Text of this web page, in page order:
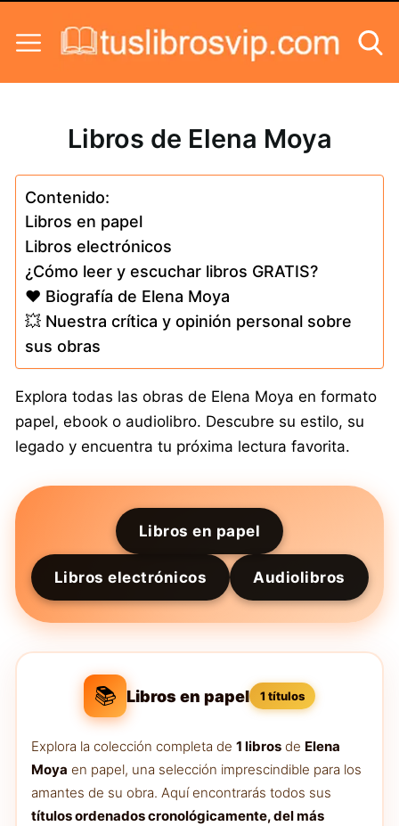
Libros de Elena Moya
Contenido:
Libros en papel
Libros electrónicos
¿Cómo leer y escuchar libros GRATIS?
❤️ Biografía de Elena Moya
💥 Nuestra crítica y opinión personal sobre
sus obras
Explora todas las obras de Elena Moya en formato
papel, ebook o audiolibro. Descubre su estilo, su
legado y encuentra tu próxima lectura favorita.
Libros en papel
Libros electrónicos Audiolibros
📚 Libros en papel 1 títulos
Explora la colección completa de 1 libros de Elena
Moya en papel, una selección imprescindible para los
amantes de su obra. Aquí encontrarás todos sus
títulos ordenados cronológicamente, del más